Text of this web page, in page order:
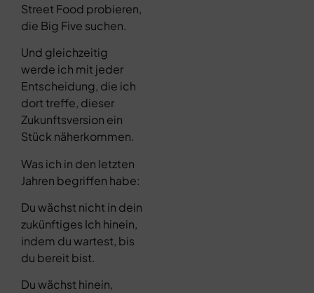
Street Food probieren,
die Big Five suchen.
Und gleichzeitig
werde ich mit jeder
Entscheidung, die ich
dort treffe, dieser
Zukunftsversion ein
Stück näherkommen.
Was ich in den letzten
Jahren begriffen habe:
Du wächst nicht in dein
zukünftiges Ich hinein,
indem du wartest, bis
du bereit bist.
Du wächst hinein,